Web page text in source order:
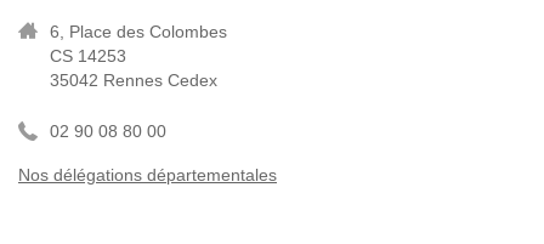
6, Place des Colombes
CS 14253
35042 Rennes Cedex
02 90 08 80 00
Nos délégations départementales